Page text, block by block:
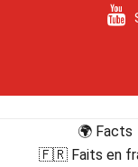
🌍 Facts
🇫🇷 Faits en